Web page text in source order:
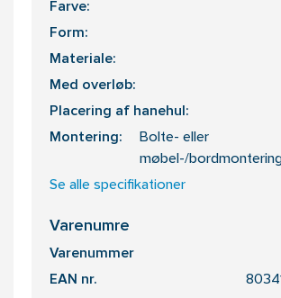
Farve:
Form:
Materiale:
Med overløb:
Placering af hanehul:
Montering:
Bolte- eller
møbel-/
Se alle specifikationer
Varenumre
Varenummer
EAN nr.